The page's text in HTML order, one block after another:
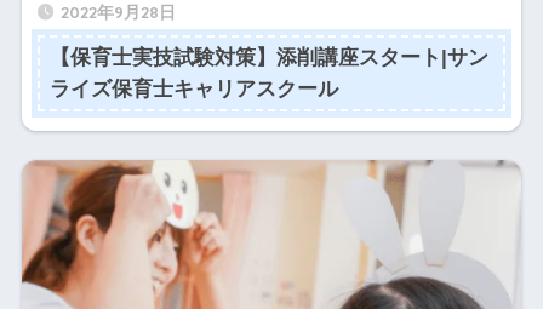
2022年9月28日
【保育士実技試験対策】添削講座スタート|サン
ライズ保育士キャリアスクール